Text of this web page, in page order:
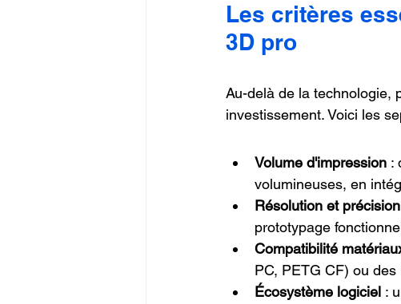
Les critères
3D pro
Au-delà de la technologie,
investissement. Voici les
Volume d'impression :
volumineuses, en
Résolution et précision
prototypage
Compatibilité
PC, PETG CF) ou
Écosystème logiciel :